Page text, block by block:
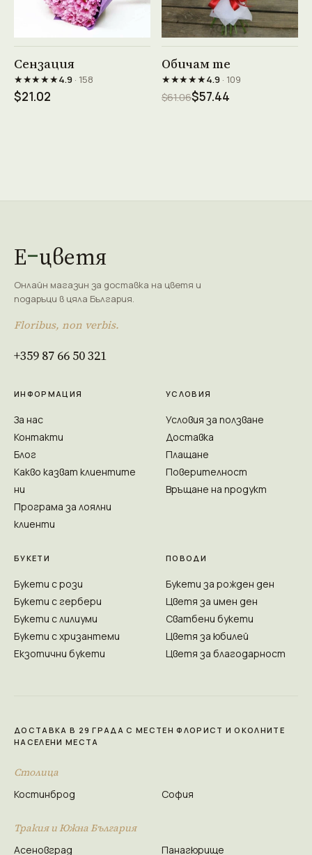
Сензация
★★★★★4.9· 158
$21.02
Обичам те
★★★★★4.9· 109
$61.06$57.44
Е цветя
Онлайн магазин за доставка на цветя и
подаръци в цяла България.
Floribus, non verbis.
+359 87 66 50 321
ИНФОРМАЦИЯ
За нас
Контакти
Блог
Какво казват клиентите
ни
Програма за лоялни
клиенти
УСЛОВИЯ
Условия за ползване
Доставка
Плащане
Поверителност
Връщане на продукт
БУКЕТИ
Букети с рози
Букети с гербери
Букети с лилиуми
Букети с хризантеми
Екзотични букети
ПОВОДИ
Букети за рожден ден
Цветя за имен ден
Сватбени букети
Цветя за юбилей
Цветя за благодарност
ДОСТАВКА В 29 ГРАДА С МЕСТЕН ФЛОРИСТ И ОКОЛНИТЕ
НАСЕЛЕНИ МЕСТА
Столица
Костинброд София
Тракия и Южна България
Асеновград
Панагюрище